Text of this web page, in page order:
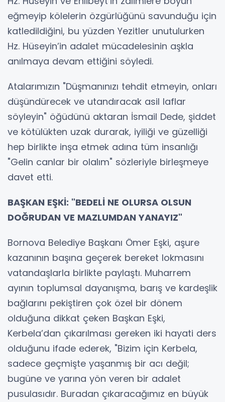
eğmeyip kölelerin özgürlüğünü savunduğu için
katledildiğini, bu yüzden Yezitler unutulurken
Hz. Hüseyin’in adalet mücadelesinin aşkla
anılmaya devam ettiğini söyledi.
Atalarımızın "Düşmanınızı tehdit etmeyin, onları
düşündürecek ve utandıracak asil laflar
söyleyin" öğüdünü aktaran İsmail Dede, şiddet
ve kötülükten uzak durarak, iyiliği ve güzelliği
hep birlikte inşa etmek adına tüm insanlığı
"Gelin canlar bir olalım" sözleriyle birleşmeye
davet etti.
BAŞKAN EŞKİ: "BEDELİ NE OLURSA OLSUN
DOĞRUDAN VE MAZLUMDAN YANAYIZ"
Bornova Belediye Başkanı Ömer Eşki, aşure
kazanının başına geçerek bereket lokmasını
vatandaşlarla birlikte paylaştı. Muharrem
ayının toplumsal dayanışma, barış ve kardeşlik
bağlarını pekiştiren çok özel bir dönem
olduğuna dikkat çeken Başkan Eşki,
Kerbela’dan çıkarılması gereken iki hayati ders
olduğunu ifade ederek, "Bizim için Kerbela,
sadece geçmişte yaşanmış bir acı değil;
bugüne ve yarına yön veren bir adalet
pusulasıdır. Buradan çıkaracağımız en büyük